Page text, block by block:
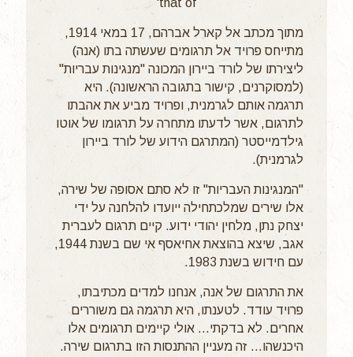
מתוך מכתב אל קארל אברהם, 17 במאי 1914,
מתייחס פרויד אל תרגומים שעשתה בתו (אנה)
ליצירתו של לורד ביירון המכונה "מנגינות עבריות"
(למסוקרנים, קישור בתגובה הראשונה). היא
תרגמה אותם לגרמנית, ופרויד מביע את אהבתו
לתרגום, אשר לדעתו מתחרה על תרגומו של אוטו
גילדמייסטר (המתרגם הידוע של לורד ביירון
לגרמנית).
"המנגינות העבריות" זו לא סתם אסופה של שירה,
אלו שירים שמלכתחילה ייועדו להלחנה על ידי
יצחק נתן, מלחין יהודי ידוע. קיים תרגום לעברית
אגב, שיצא בהוצאת אחיאסף אי שם בשנת 1944,
עם חידוש בשנת 1983.
את התרגום של אנה, אנחנו למדים מכתיבתו,
פרויד עודד. לטענתו, היא תרגמה גם משוררים
אחרים. לא בדקתי... אולי קיימים תרגומים אלו
היכנשהו... זה מעניין ההתנסות הזו בתרגום שירה.